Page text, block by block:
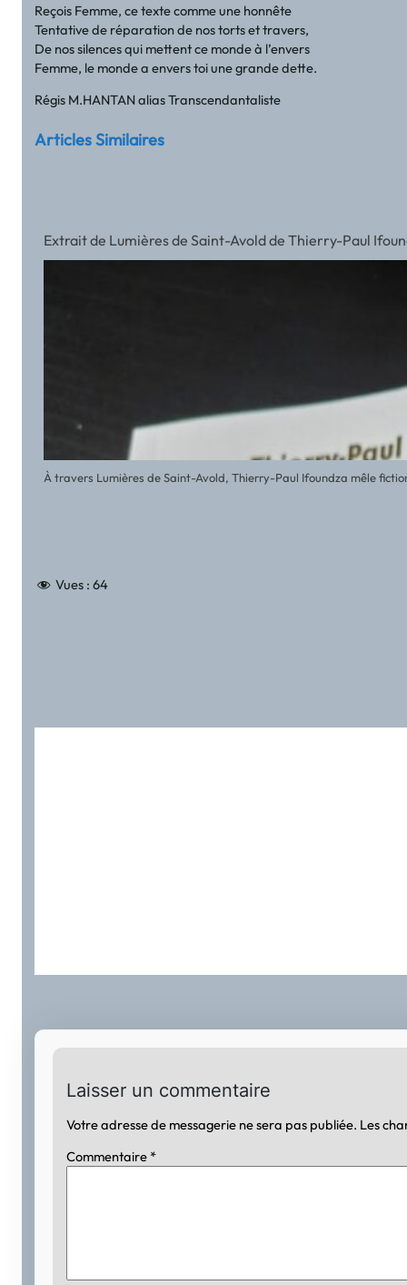
Reçois Femme, ce texte comme une honnête
Tentative de réparation de nos torts et travers,
De nos silences qui mettent ce monde à l’envers
Femme, le monde a envers toi une grande dette.
Régis M.HANTAN alias Transcendantaliste
Articles Similaires
Extrait de Lumières de Saint-Avold de Thierry-Paul
À travers Lumières de Saint-Avold, Thierry-Paul Ifoundza mêle
Vues : 64
Laisser un commentaire
Votre adresse de messagerie ne sera pas publiée. Les
Commentaire *